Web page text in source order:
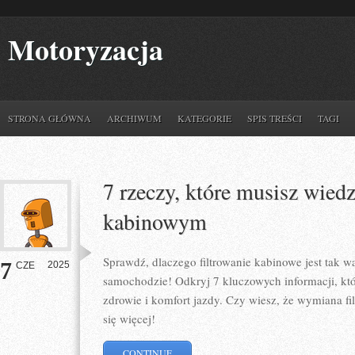
Motoryzacja
STRONA GŁÓWNA ARCHIWUM KATEGORIE SPIS TREŚCI TAGI
7 CZE 2025
7 rzeczy, które musisz
kabinowym
Sprawdź, dlaczego filtrowanie kabinowe jest tak
samochodzie! Odkryj 7 kluczowych informacji,
zdrowie i komfort jazdy. Czy wiesz, że wymiana
się więcej!